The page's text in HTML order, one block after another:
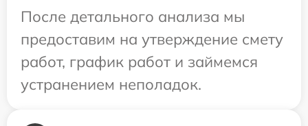
После детального анализа мы
предоставим на утверждение смету
работ, график работ и займемся
устранением неполадок.